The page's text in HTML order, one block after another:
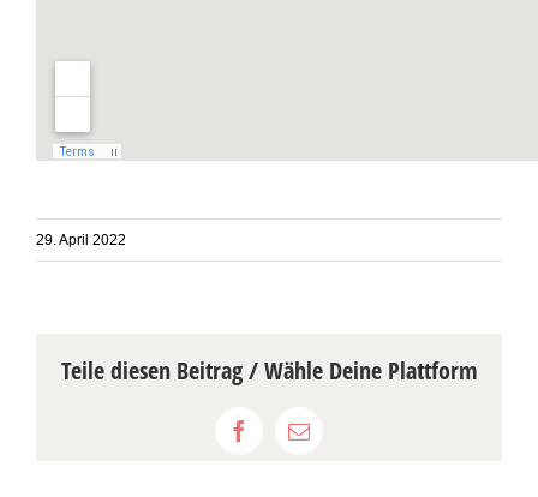
29. April 2022
Teile diesen Beitrag / Wähle Deine Plattform
Facebook
E-